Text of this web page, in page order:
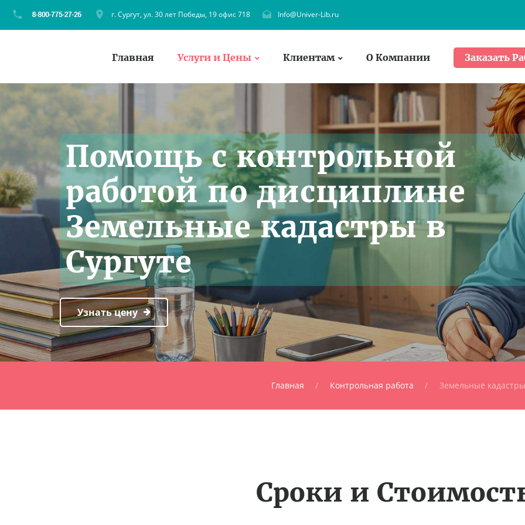
г. Сургут, ул. 30 лет Победы, 19 офис 718 Info@Univer-Lib.ru
Главная Услуги и Цены Клиентам О Компании Заказать
Помощь с контрольной
работой по дисциплине
Земельные кадастры в
Сургуте
Узнать цену
Главная Контрольная работа Земельные кадастры
Сроки и